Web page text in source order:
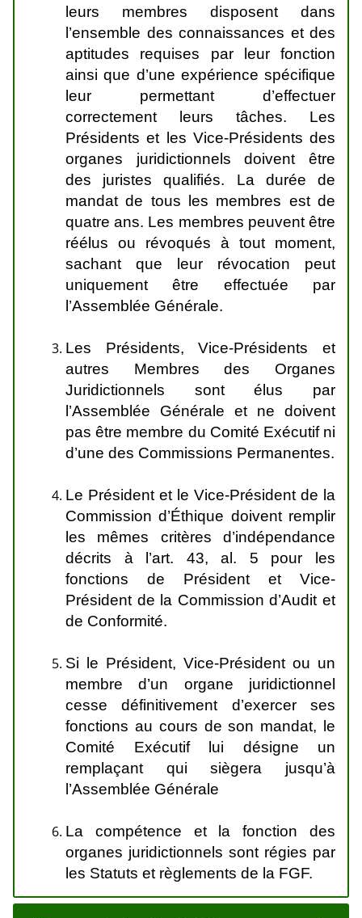
leurs membres disposent dans
l’ensemble des connaissances et des
aptitudes requises par leur fonction
ainsi que d’une expérience spécifique
leur permettant d’effectuer
correctement leurs tâches. Les
Présidents et les Vice-Présidents des
organes juridictionnels doivent être
des juristes qualifiés. La durée de
mandat de tous les membres est de
quatre ans. Les membres peuvent être
réélus ou révoqués à tout moment,
sachant que leur révocation peut
uniquement être effectuée par
l’Assemblée Générale.
Les Présidents, Vice-Présidents et
autres Membres des Organes
Juridictionnels sont élus par
l’Assemblée Générale et ne doivent
pas être membre du Comité Exécutif ni
d’une des Commissions Permanentes.
Le Président et le Vice-Président de la
Commission d’Éthique doivent remplir
les mêmes critères d’indépendance
décrits à l’art. 43, al. 5 pour les
fonctions de Président et Vice-
Président de la Commission d’Audit et
de Conformité.
Si le Président, Vice-Président ou un
membre d’un organe juridictionnel
cesse définitivement d’exercer ses
fonctions au cours de son mandat, le
Comité Exécutif lui désigne un
remplaçant qui siègera jusqu’à
l’Assemblée Générale
La compétence et la fonction des
organes juridictionnels sont régies par
les Statuts et règlements de la FGF.